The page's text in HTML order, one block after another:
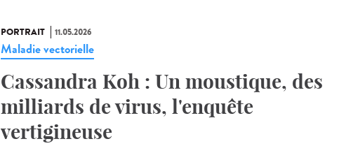
PORTRAIT 11.05.2026
Maladie vectorielle
Cassandra Koh : Un moustique, des
milliards de virus, l'enquête
vertigineuse